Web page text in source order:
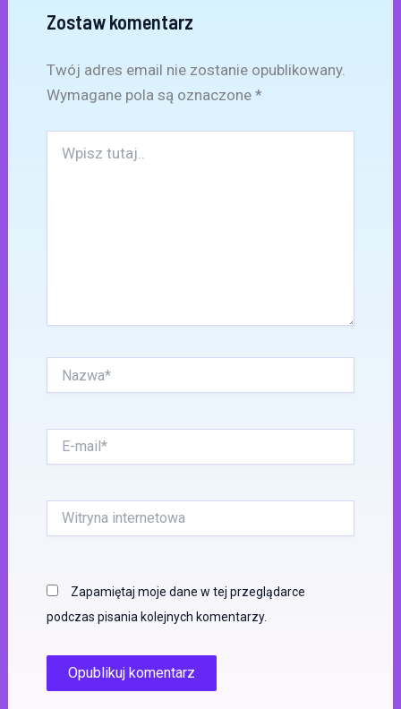
Zostaw komentarz
Twój adres email nie zostanie opublikowany.
Wymagane pola są oznaczone *
tutaj..
mail*
internetowa
Zapamiętaj moje dane w tej przeglądarce
podczas pisania kolejnych komentarzy.